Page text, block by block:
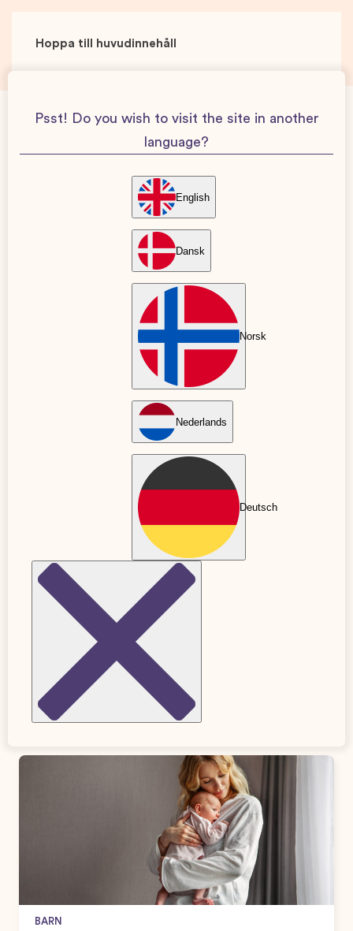
Hoppa till huvudinnehåll
Guide: Alvedon för barn – produkterna som
Sponsrat av Alvedon Behovet av att behandla tillfällig
feber eller smärta uppstår ofta både snabbt och oväntat i
GRAVIDITET
Få 10 % mer när du är föräldraledig
Sponsrat av Avtalat Har du börjat fundera över hur din
ekonomi kommer se ut som föräldraledig? Du vet
förmodligen om...
BARN
Psst! Do you wish to visit the site in another
language?
English
Dansk
Norsk
Nederlands
Deutsch